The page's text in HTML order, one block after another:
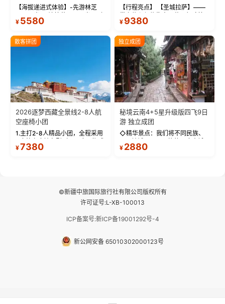
【海拔递进式体验】-先游林芝
测 99%游客零高反 。 【贴心保
反根本不是事儿 ！ 【无人机航
拍】-雪山/圣湖/...
¥ 5580
【行程亮点】 【圣城拉萨】——
萨，感受这座城与生俱来的与众
城堡寺院于一体的宏伟建筑，是
西藏最完整的古代...
¥ 9380
散客拼团
2026逐梦西藏全景线2-8人航
空座椅小团
1.主打2-8人精品小团，全程采用
9座航空座椅车型（360度环抱式
座舱），提供VIP级别的舒适出行
¥7380
独立成团
秘境云南4+5星升级版四飞9日
游 独立成团
◇精华景点：我们将不同民族、
不同地域、不同风格的三座古城
—【大理古城、丽江古城、香格
¥ 2880
©新疆中旅国际旅行社有限公司版权所有
许可证号:L-XB-100013
ICP备案号:新ICP备19001292号-4
新公网安备 65010302000123号